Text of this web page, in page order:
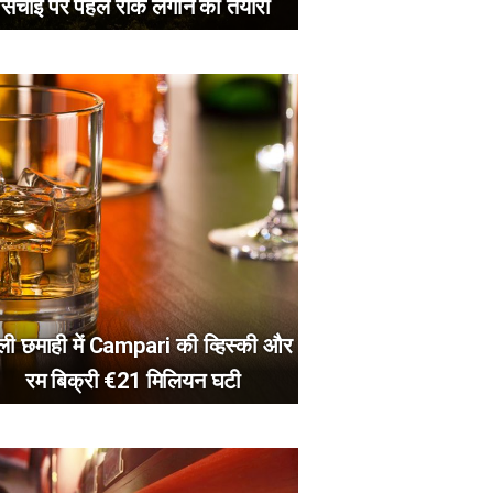
पर पहले रोक लगाने की तैयारी
छमाही में Campari की व्हिस्की और
रम बिक्री €21 मिलियन घटी